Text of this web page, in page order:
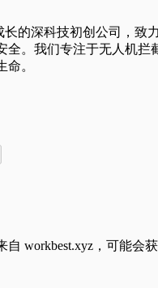
长的深科技初创公司，致
全。我们专注于无人机拦
。
自 workbest.xyz ，可能会